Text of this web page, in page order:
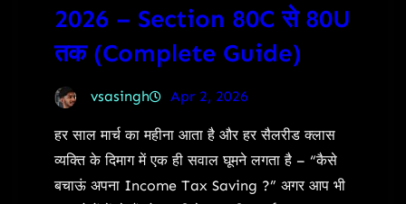
2026 – Section 80C से 80U
तक (Complete Guide)
vsasingh Apr 2, 2026
हर साल मार्च का महीना आता है और हर सैलरीड क्लास
व्यक्ति के दिमाग में एक ही सवाल घूमने लगता है – “कैसे
बचाऊं अपना Income Tax Saving ?” अगर आप भी